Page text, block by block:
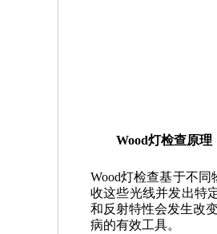
Wood灯检查原理
Wood灯检查基于不
收这些光线并发出特
和反射特性会发生改
病的有效工具。